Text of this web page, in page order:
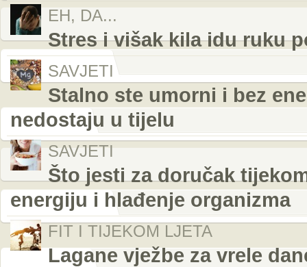
EH, DA...
Stres i višak kila idu ruku
SAVJETI
Stalno ste umorni i bez
nedostaju u tijelu
SAVJETI
Što jesti za doručak
energiju i hlađenje organizma
FIT I TIJEKOM LJETA
Lagane vježbe za vrele